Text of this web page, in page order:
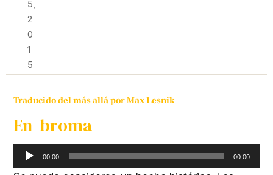
5,
2
0
1
5
Traducido del más allá por Max Lesnik
En broma
Reproductor
de
00:00 00:00